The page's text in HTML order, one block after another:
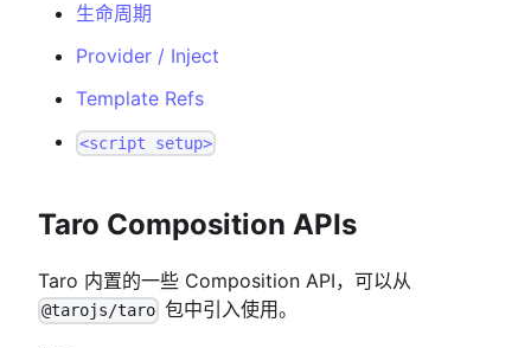
生命周期
Provider / Inject
Template Refs
<script setup>
Taro Composition APIs
Taro 内置的一些 Composition API，可以从
@tarojs/taro 包中引入使用。